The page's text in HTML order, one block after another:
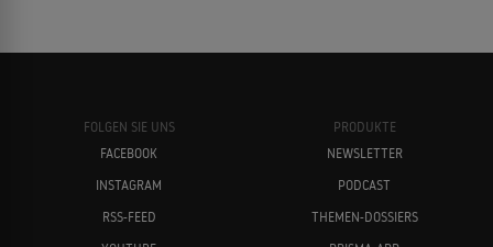
Erykah Badu Paul Rudd
FOLGEN SIE UNS
FACEBOOK
INSTAGRAM
RSS-FEED
PRODUKTE
NEWSLETTER
PODCAST
THEMEN-DOSSIERS